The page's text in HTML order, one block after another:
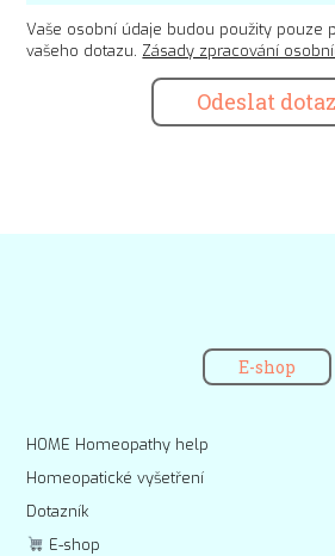
Vaše osobní údaje budou použity pouze
vašeho dotazu. Zásady zpracování
Odeslat dotaz
E-shop
HOME Homeopathy help
Homeopatické vyšetření
Dotazník
E-shop